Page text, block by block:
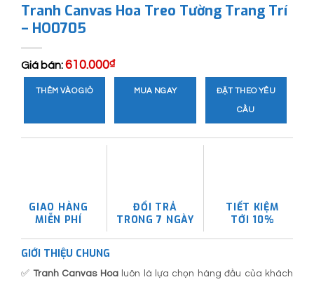
Tranh Canvas Hoa Treo Tường Trang Trí
– HO0705
Giá bán:610.000₫
THÊM VÀO GIỎ MUA NGAY ĐẶT THEO YÊU
CẦU
GIAO HÀNG
MIỄN PHÍ
ĐỔI TRẢ
TRONG 7 NGÀY
TIẾT KIỆM
TỚI 10%
GIỚI THIỆU CHUNG
✅Tranh Canvas Hoa luôn là lựa chọn hàng đầu của khách